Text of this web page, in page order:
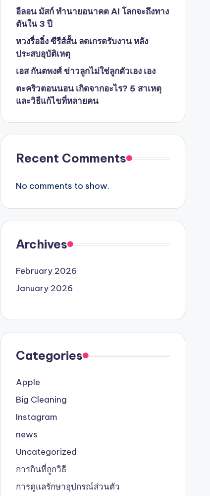
อีลอน มัสก์ ทำนายอนาคต AI โลกจะถึงทาง
ตันใน 3 ปี
หวงรื่ออิ๋ง ซีรีส์สั้น ลดเกรดรับงาน หลัง
ประสบอุบัติเหตุ
เอส กันตพงศ์ ข่าวลูกไม่ใช่ลูกตัวเอง เอง
ตะคริวตอนนอน เกิดจากอะไร? 5 สาเหตุ
และวิธีแก้ไขที่หลายคน
Recent Comments
No comments to show.
Archives
February 2026
January 2026
Categories
Apple
Big Cleaning
Instagram
news
Uncategorized
การกินที่ถูกวิธี
การดูแลรักษาอุปกรณ์ส่วนตัว